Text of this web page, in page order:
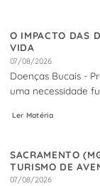
O IMPACTO DAS
VIDA
07/08/2026
Doenças Bucais -
uma necessidade
Ler Matéria
SACRAMENTO
TURISMO DE
07/08/2026